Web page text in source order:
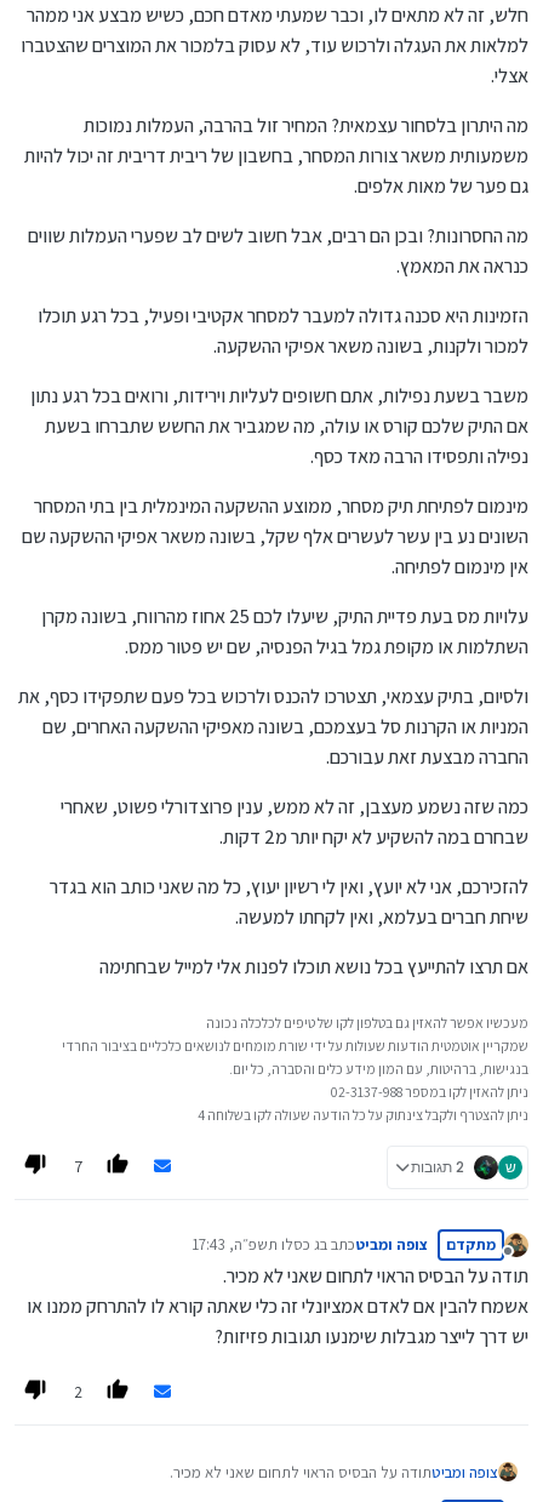
חלש, זה לא מתאים לו, וכבר שמעתי מאדם חכם, כשיש מבצע אני ממהר
למלאות את העגלה ולרכוש עוד, לא עסוק בלמכור את המוצרים שהצטברו
אצלי.
מה היתרון בלסחור עצמאית? המחיר זול בהרבה, העמלות נמוכות
משמעותית משאר צורות המסחר, בחשבון של ריבית דריבית זה יכול להיות
גם פער של מאות אלפים.
מה החסרונות? ובכן הם רבים, אבל חשוב לשים לב שפערי העמלות שווים
כנראה את המאמץ.
הזמינות היא סכנה גדולה למעבר למסחר אקטיבי ופעיל, בכל רגע תוכלו
למכור ולקנות, בשונה משאר אפיקי ההשקעה.
משבר בשעת נפילות, אתם חשופים לעליות וירידות, ורואים בכל רגע נתון
אם התיק שלכם קורס או עולה, מה שמגביר את החשש שתברחו בשעת
נפילה ותפסידו הרבה מאד כסף.
מינמום לפתיחת תיק מסחר, ממוצע ההשקעה המינמלית בין בתי המסחר
השונים נע בין עשר לעשרים אלף שקל, בשונה משאר אפיקי ההשקעה שם
אין מינמום לפתיחה.
עלויות מס בעת פדיית התיק, שיעלו לכם 25 אחוז מהרווח, בשונה מקרן
השתלמות או מקופת גמל בגיל הפנסיה, שם יש פטור ממס.
ולסיום, בתיק עצמאי, תצטרכו להכנס ולרכוש בכל פעם שתפקידו כסף, את
המניות או הקרנות סל בעצמכם, בשונה מאפיקי ההשקעה האחרים, שם
החברה מבצעת זאת עבורכם.
כמה שזה נשמע מעצבן, זה לא ממש, ענין פרוצדורלי פשוט, שאחרי
שבחרם במה להשקיע לא יקח יותר מ2 דקות.
להזכירכם, אני לא יועץ, ואין לי רשיון יעוץ, כל מה שאני כותב הוא בגדר
שיחת חברים בעלמא, ואין לקחתו למעשה.
אם תרצו להתייעץ בכל נושא תוכלו לפנות אלי למייל שבחתימה
מעכשיו אפשר להאזין גם בטלפון לקו של טיפים לכלכלה נכונה
שמקריין אוטמטית הודעות שעולות על ידי שורת מומחים לנושאים כלכליים בציבור החרדי
בנגישות, ברהיטות, עם המון מידע כלים והסברה, כל יום.
ניתן להאזין לקו במספר 02-3137-988
ניתן להצטרף ולקבל צינתוק על כל הודעה שעולה לקו בשלוחה 4
ש 2 תגובות 7
מנותק
מתקדם צופה ומביטכתב בג כסלו תשפ״ה, 17:43
נערך לאחרונה על ידי
תודה על הבסיס הראוי לתחום שאני לא מכיר.
אשמח להבין אם לאדם אמציונלי זה כלי שאתה קורא לו להתרחק ממנו או
יש דרך לייצר מגבלות שימנעו תגובות פזיזות?
2
צופה ומביטתודה על הבסיס הראוי לתחום שאני לא מכיר.